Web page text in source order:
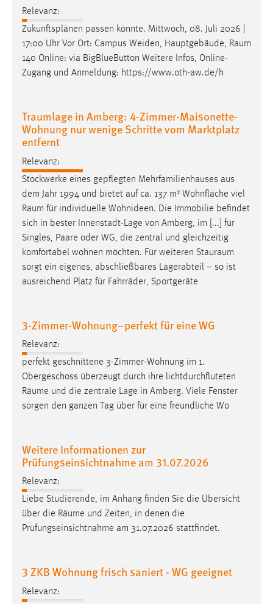
Relevanz:
Zukunftsplänen passen könnte. Mittwoch, 08. Juli 2026 |
17:00 Uhr Vor Ort: Campus Weiden, Hauptgebäude, Raum
140 Online: via BigBlueButton Weitere Infos, Online-
Zugang und Anmeldung: https://www.oth-aw.de/h
Traumlage in Amberg: 4-Zimmer-Maisonette-
Wohnung nur wenige Schritte vom Marktplatz
entfernt
Relevanz:
Stockwerke eines gepflegten Mehrfamilienhauses aus
dem Jahr 1994 und bietet auf ca. 137 m² Wohnfläche viel
Raum für individuelle Wohnideen. Die Immobilie befindet
sich in bester Innenstadt-Lage von Amberg, im [...] für
Singles, Paare oder WG, die zentral und gleichzeitig
komfortabel wohnen möchten. Für weiteren Stauraum
sorgt ein eigenes, abschließbares Lagerabteil – so ist
ausreichend Platz für Fahrräder, Sportgeräte
3-Zimmer-Wohnung–perfekt für eine WG
Relevanz:
perfekt geschnittene 3-Zimmer-Wohnung im 1.
Obergeschoss überzeugt durch ihre lichtdurchfluteten
Räume und die zentrale Lage in Amberg. Viele Fenster
sorgen den ganzen Tag über für eine freundliche Wo
Weitere Informationen zur
Prüfungseinsichtnahme am 31.07.2026
Relevanz:
Liebe Studierende, im Anhang finden Sie die Übersicht
über die Räume und Zeiten, in denen die
Prüfungseinsichtnahme am 31.07.2026 stattfindet.
3 ZKB Wohnung frisch saniert - WG geeignet
Relevanz:
Zweck:
Das Cookie speichert die gewählte Sprache der Website.
Cookie Laufzeit:
30 Tage
Name:
MibewSessionID, MIBEW_UserID, mibew_locale, mibew-
chat-frame-style-5e9dbeb1811c0446
Zweck:
Wird benötigt um die Chatfunktion nutzen zu können.
Cookie Laufzeit:
MibewSessionID, mibew-chat-frame-style-
5e9dbeb1811c0446 = Sitzungslaufzeit, mibew_locale = 3
Login
Zweck:
Dieser Cookie ist notwendig um sich an der Website
einloggen zu können.
Cookie Laufzeit:
24 Stunden
STATISTIK
Statistik Cookies erfassen Informationen anonym.
Diese Informationen helfen uns zu verstehen, wie
unsere Besucher unsere Website nutzen.
Matomo
_pk_ref, _pk_cvar, _pk_id, _pk_ses
Zweck: